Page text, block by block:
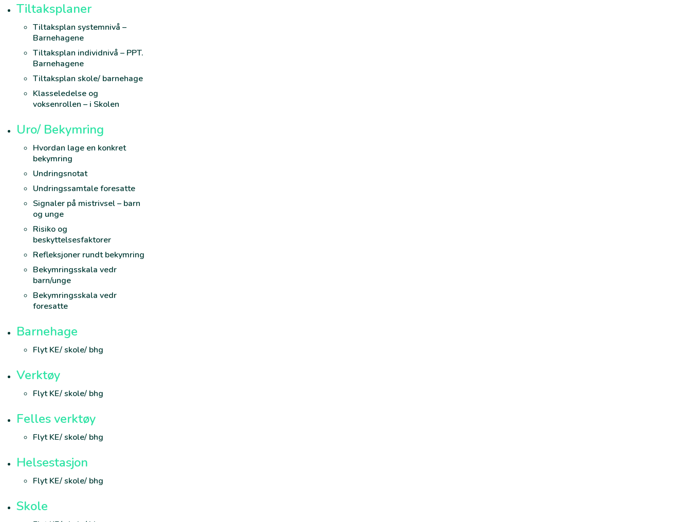
Tiltaksplaner
Tiltaksplan systemnivå –
Barnehagene
Tiltaksplan individnivå – PPT.
Barnehagene
Tiltaksplan skole/ barnehage
Klasseledelse og
voksenrollen – i Skolen
Uro/ Bekymring
Hvordan lage en konkret
bekymring
Undringsnotat
Undringssamtale foresatte
Signaler på mistrivsel – barn
og unge
Risiko og
beskyttelsesfaktorer
Refleksjoner rundt bekymring
Bekymringsskala vedr
barn/unge
Bekymringsskala vedr
foresatte
Barnehage
Flyt KE/ skole/ bhg
Verktøy
Flyt KE/ skole/ bhg
Felles verktøy
Flyt KE/ skole/ bhg
Helsestasjon
Flyt KE/ skole/ bhg
Skole